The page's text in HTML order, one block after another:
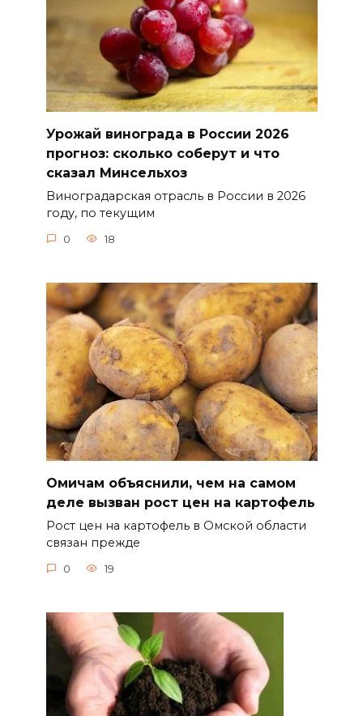
Урожай винограда в России 2026
прогноз: сколько соберут и что
сказал Минсельхоз
Виноградарская отрасль в России в 2026
году, по текущим
0 18
Омичам объяснили, чем на самом
деле вызван рост цен на картофель
Рост цен на картофель в Омской области
связан прежде
0 19